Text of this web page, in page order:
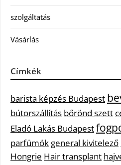
szolgáltatás
Vásárlás
Címkék
barista képzés Budapest
bútorszállítás bőrönd szett
Eladó Lakás Budapest
parfümök general kivitelező
Hongrie Hair transplant